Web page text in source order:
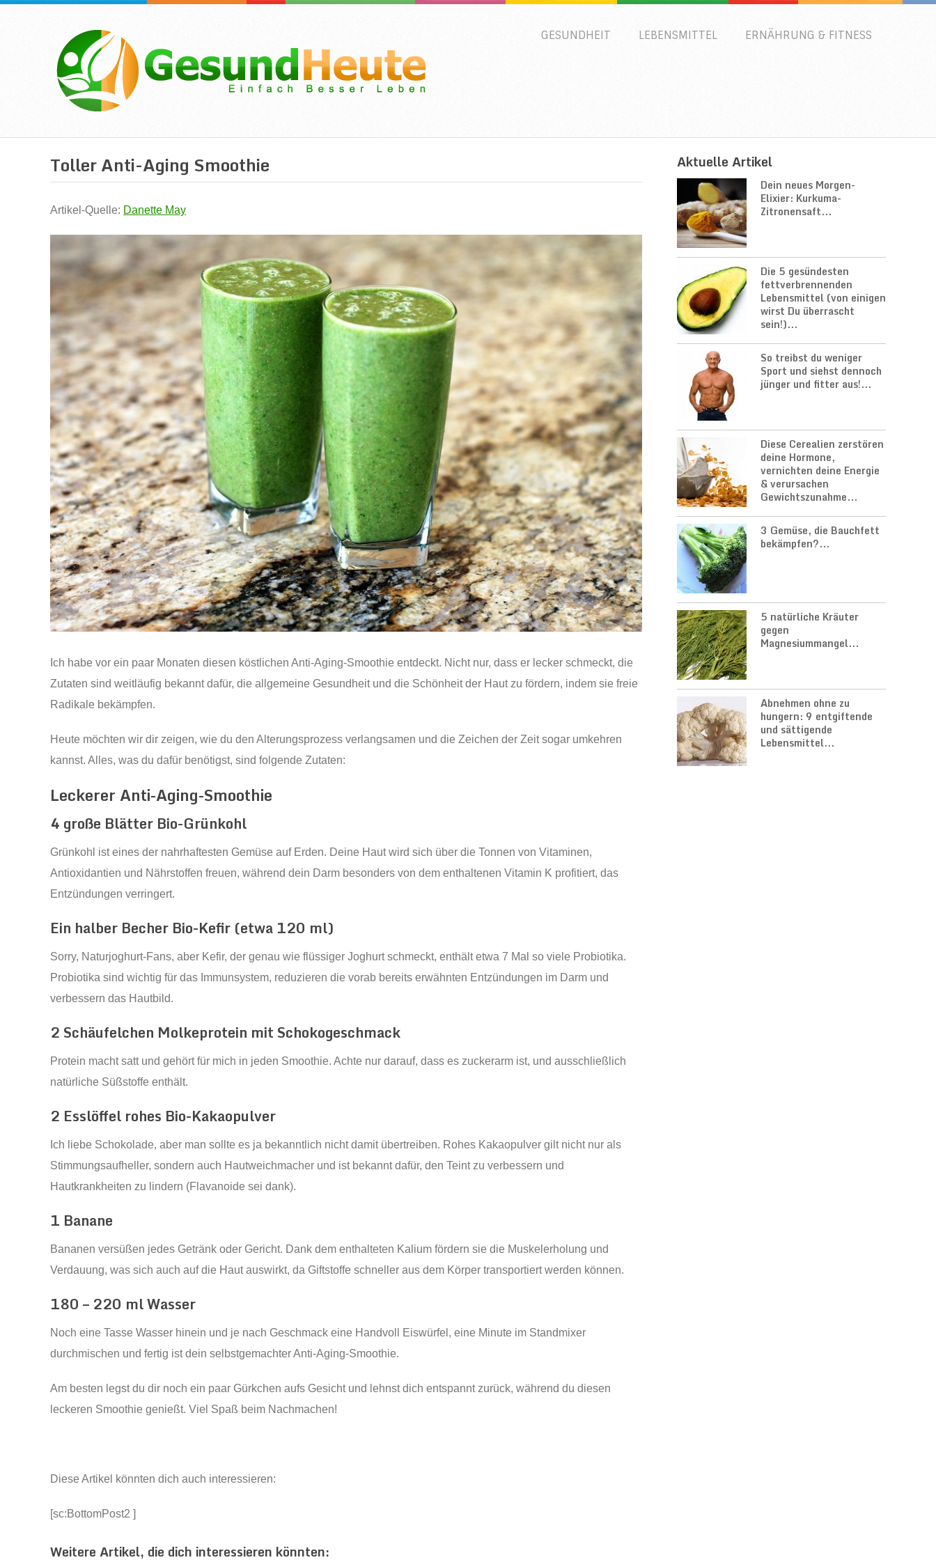
GESUNDHEIT LEBENSMITTEL ERNÄHRUNG & FITNESS
Toller Anti-Aging Smoothie
Artikel-Quelle: Danette May
Ich habe vor ein paar Monaten diesen köstlichen Anti-Aging-Smoothie entdeckt. Nicht nur, dass er lecker schmeckt, die
Zutaten sind weitläufig bekannt dafür, die allgemeine Gesundheit und die Schönheit der Haut zu fördern, indem sie freie
Radikale bekämpfen.
Heute möchten wir dir zeigen, wie du den Alterungsprozess verlangsamen und die Zeichen der Zeit sogar umkehren
kannst. Alles, was du dafür benötigst, sind folgende Zutaten:
Leckerer Anti-Aging-Smoothie
4 große Blätter Bio-Grünkohl
Grünkohl ist eines der nahrhaftesten Gemüse auf Erden. Deine Haut wird sich über die Tonnen von Vitaminen,
Antioxidantien und Nährstoffen freuen, während dein Darm besonders von dem enthaltenen Vitamin K profitiert, das
Entzündungen verringert.
Ein halber Becher Bio-Kefir (etwa 120 ml)
Sorry, Naturjoghurt-Fans, aber Kefir, der genau wie flüssiger Joghurt schmeckt, enthält etwa 7 Mal so viele Probiotika.
Probiotika sind wichtig für das Immunsystem, reduzieren die vorab bereits erwähnten Entzündungen im Darm und
verbessern das Hautbild.
2 Schäufelchen Molkeprotein mit Schokogeschmack
Protein macht satt und gehört für mich in jeden Smoothie. Achte nur darauf, dass es zuckerarm ist, und ausschließlich
natürliche Süßstoffe enthält.
2 Esslöffel rohes Bio-Kakaopulver
Ich liebe Schokolade, aber man sollte es ja bekanntlich nicht damit übertreiben. Rohes Kakaopulver gilt nicht nur als
Stimmungsaufheller, sondern auch Hautweichmacher und ist bekannt dafür, den Teint zu verbessern und
Hautkrankheiten zu lindern (Flavanoide sei dank).
1 Banane
Bananen versüßen jedes Getränk oder Gericht. Dank dem enthalteten Kalium fördern sie die Muskelerholung und
Verdauung, was sich auch auf die Haut auswirkt, da Giftstoffe schneller aus dem Körper transportiert werden können.
180 – 220 ml Wasser
Noch eine Tasse Wasser hinein und je nach Geschmack eine Handvoll Eiswürfel, eine Minute im Standmixer
durchmischen und fertig ist dein selbstgemachter Anti-Aging-Smoothie.
Am besten legst du dir noch ein paar Gürkchen aufs Gesicht und lehnst dich entspannt zurück, während du diesen
leckeren Smoothie genießt. Viel Spaß beim Nachmachen!
Diese Artikel könnten dich auch interessieren:
[sc:BottomPost2 ]
Weitere Artikel, die dich interessieren könnten:
Aktuelle Artikel
Dein neues Morgen-
Elixier: Kurkuma-
Zitronensaft...
Die 5 gesündesten
fettverbrennenden
Lebensmittel (von einigen
wirst Du überrascht
sein!)...
So treibst du weniger
Sport und siehst dennoch
jünger und fitter aus!...
Diese Cerealien zerstören
deine Hormone,
vernichten deine Energie
& verursachen
Gewichtszunahme...
3 Gemüse, die Bauchfett
bekämpfen?...
5 natürliche Kräuter
gegen
Magnesiummangel...
Abnehmen ohne zu
hungern: 9 entgiftende
und sättigende
Lebensmittel...